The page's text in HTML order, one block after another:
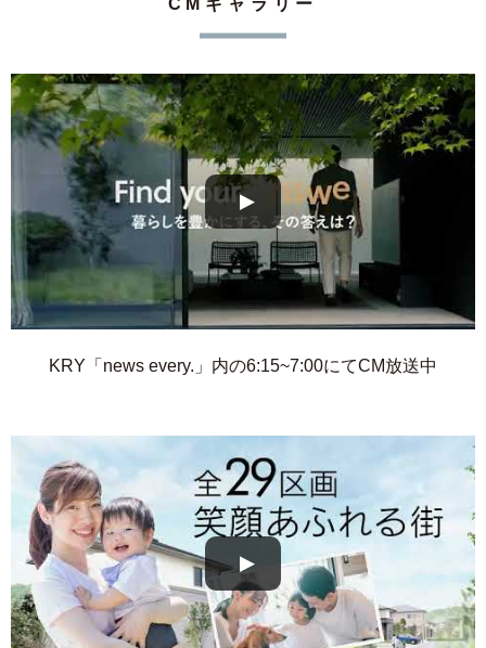
CMギャラリー
KRY「news every.」内の6:15~7:00にてCM放送中